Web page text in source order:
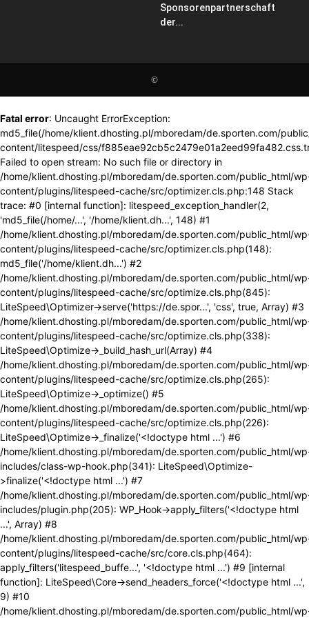
Sponsorenpartnerschaft
der...
©
Fatal error: Uncaught ErrorException:
md5_file(/home/klient.dhosting.pl/mboredam/de.sporten.com/
content/litespeed/css/
Failed to open stream: No such file or directory in
/home/klient.dhosting.pl/mboredam/de.sporten.com/public_html/
content/plugins/litespeed-cache/src/optimizer.cls.php:148 Stack
trace: #0 [internal function]: litespeed_exception_handler(2,
'md5_file(/home/...', '/home/klient.dh...', 148) #1
/home/klient.dhosting.pl/mboredam/de.sporten.com/public_html/
content/plugins/litespeed-cache/src/optimizer.cls.php(148):
md5_file('/home/klient.dh...') #2
/home/klient.dhosting.pl/mboredam/de.sporten.com/public_html/
content/plugins/litespeed-cache/src/optimize.cls.php(845):
LiteSpeed\Optimizer->serve('https://de.spor...', 'css', true, Array) #3
/home/klient.dhosting.pl/mboredam/de.sporten.com/public_html/
content/plugins/litespeed-cache/src/optimize.cls.php(338):
LiteSpeed\Optimize->_build_hash_url(Array) #4
/home/klient.dhosting.pl/mboredam/de.sporten.com/public_html/
content/plugins/litespeed-cache/src/optimize.cls.php(265):
LiteSpeed\Optimize->_optimize() #5
/home/klient.dhosting.pl/mboredam/de.sporten.com/public_html/
content/plugins/litespeed-cache/src/optimize.cls.php(226):
LiteSpeed\Optimize->_finalize('<!doctype html ...') #6
/home/klient.dhosting.pl/mboredam/de.sporten.com/public_html/
includes/class-wp-hook.php(341): LiteSpeed\Optimize-
>finalize('<!doctype html ...') #7
/home/klient.dhosting.pl/mboredam/de.sporten.com/public_html/
includes/plugin.php(205): WP_Hook->apply_filters('<!doctype html
...', Array) #8
/home/klient.dhosting.pl/mboredam/de.sporten.com/public_html/
content/plugins/litespeed-cache/src/core.cls.php(464):
apply_filters('litespeed_buffe...', '<!doctype html ...') #9 [internal
function]: LiteSpeed\Core->send_headers_force('<!doctype html ...',
9) #10
/home/klient.dhosting.pl/mboredam/de.sporten.com/public_html/